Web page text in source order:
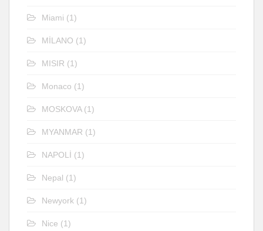
Miami (1)
MİLANO (1)
MISIR (1)
Monaco (1)
MOSKOVA(1)
MYANMAR (1)
NAPOLİ (1)
Nepal (1)
Newyork (1)
Nice (1)